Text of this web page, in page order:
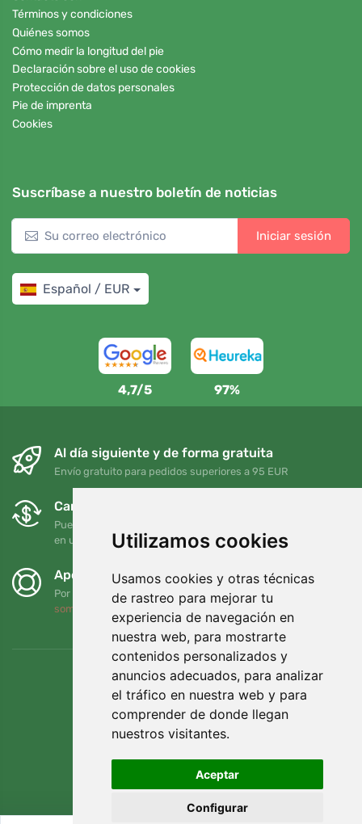
Utilizamos cookies
Usamos cookies y otras técnicas
de rastreo para mejorar tu
experiencia de navegación en
nuestra web, para mostrarte
contenidos personalizados y
anuncios adecuados, para analizar
el tráfico en nuestra web y para
comprender de donde llegan
nuestros visitantes.
Aceptar
Configurar
Términos y condiciones
Quiénes somos
Cómo medir la longitud del pie
Declaración sobre el uso de cookies
Protección de datos personales
Pie de imprenta
Cookies
Suscríbase a nuestro boletín de noticias
Iniciar sesión
Español / EUR
4,7/5 97%
Al día siguiente y de forma gratuita
Envío gratuito para pedidos superiores a 95 EUR
Cambios y devoluciones gratuitos
Puede devolver o cambiar su pedido en cualquier momento
en un plazo de 90 días
Apoyamos a Trees.org
Por cada pedido plantamos un árbol. Leer más
somos